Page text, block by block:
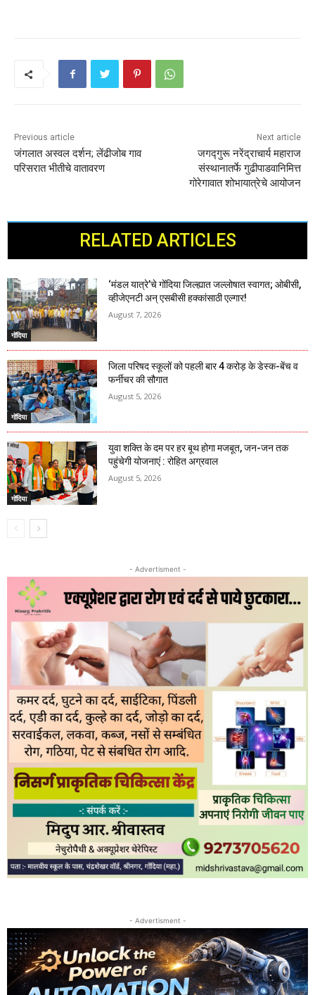
Previous article
जंगलात अस्वल दर्शन; लेंढीजोब गाव
परिसरात भीतीचे वातावरण
Next article
जगद्गुरू नरेंद्राचार्य महाराज
संस्थानातर्फे गुढीपाडवानिमित्त
गोरेगावात शोभायात्रेचे आयोजन
RELATED ARTICLES
गोंदिया
‘मंडल यात्रे’चे गोंदिया जिल्ह्यात जल्लोषात स्वागत; ओबीसी,
व्हीजेएनटी अन् एसबीसी हक्कांसाठी एल्गार!
August 7, 2026
गोंदिया
जिला परिषद स्कूलों को पहली बार 4 करोड़ के डेस्क-बेंच व
फर्नीचर की सौगात
August 5, 2026
गोंदिया
युवा शक्ति के दम पर हर बूथ होगा मजबूत, जन-जन तक
पहुंचेगी योजनाएं : रोहित अग्रवाल
August 5, 2026
- Advertisment -
- Advertisment -